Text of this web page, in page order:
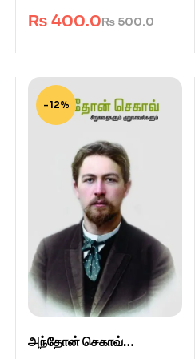
₨500.0
₨ 400.0
-12%
அந்தோன் செகாவ்